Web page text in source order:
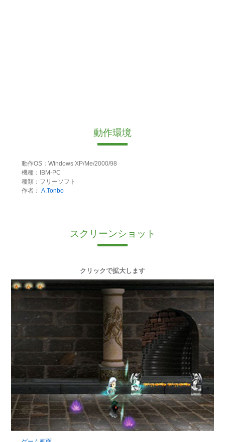
動作環境
動作OS：Windows XP/Me/2000/98
機種：IBM-PC
種類：フリーソフト
作者： A.Tonbo
スクリーンショット
クリックで拡大します